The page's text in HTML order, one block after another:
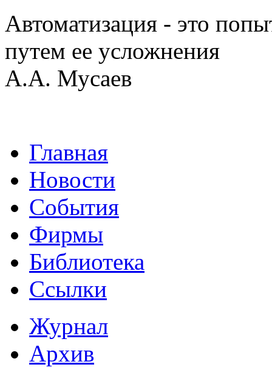
Автоматизация - это
путем ее усложнения
А.А. Мусаев
Главная
Новости
События
Фирмы
Библиотека
Ссылки
Журнал
Архив